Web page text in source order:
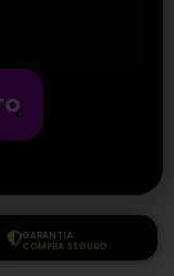
GARANTIA
COMPRA SEGURO